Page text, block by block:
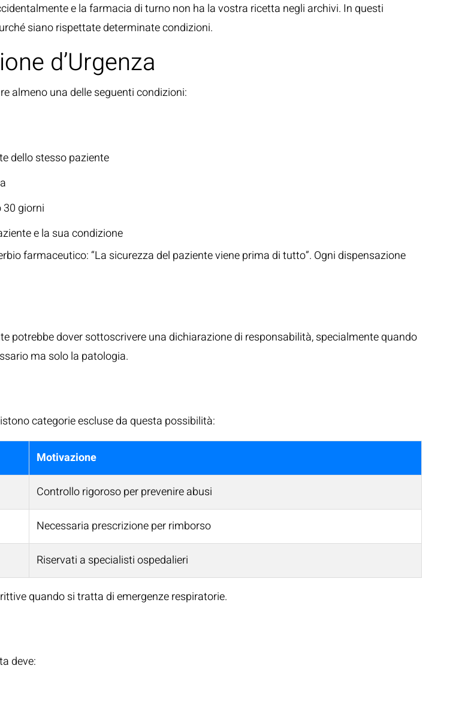
e la farmacia di turno non ha la vostra ricetta negli archivi. In questi
siano rispettate determinate condizioni.
d’Urgenza
almeno una delle seguenti condizioni:
dello stesso paziente
giorni
e la sua condizione
farmaceutico: “La sicurezza del paziente viene prima di tutto”. Ogni dispensazione
potrebbe dover sottoscrivere una dichiarazione di responsabilità, specialmente quando
ma solo la patologia.
categorie escluse da questa possibilità:
Motivazione
Controllo rigoroso per prevenire abusi
Necessaria prescrizione per rimborso
Riservati a specialisti ospedalieri
quando si tratta di emergenze respiratorie.
deve: